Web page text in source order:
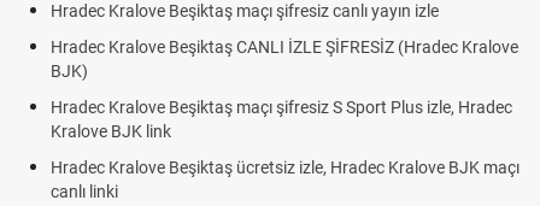
yayın izle
(Hradec Kralove
Plus izle, Hradec
Kralove BJK maçı
Hradec Kralove - Beşiktaş maçı şifresiz izle
Hradec Kralove Beşiktaş maçı şifresiz
Trivela Nedir? Trivela Vuruşu Nasıl Yapılır?
Plonjon Nedir? Kalecilikte Plonjon Hareketi